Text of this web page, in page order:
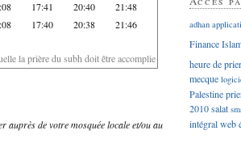
17:41 20:40 21:48
17:40 20:38 21:46
la prière du subh doit être accomplie
auprès de votre mosquée locale et/ou au
adhan
Finance
heure de
mecque
Palestine
2010salat
intégralweb